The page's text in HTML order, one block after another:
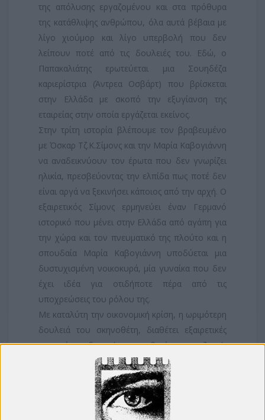
της απόλυσης εργαζομένου και στα πρόθυρα
της κατάθλιψης ανθρώπου, όλα αυτά βέβαια με
λίγο χιούμορ και λίγο υπερβολή που δεν
λείπουν ποτέ από τις δουλειές του. Εδώ, ο
Παπακαλιάτης ερωτεύεται μια Σουηδέζα
καριερίστρια (Άντρεα Οσβάρτ) που βρίσκεται
στην Ελλάδα με σκοπό την εξυγίανση της
εταιρείας στην οποία εργάζεται εκείνος.
Στην τρίτη ιστορία βλέπουμε τον βραβευμένο
με Όσκαρ Τζ.Κ.Σίμονς και την Μαρία Καβογιάννη
να αναδεικνύουν τον έρωτα που δεν γνωρίζει
ηλικία, πρεσβεύοντας την ελπίδα πως ποτέ δεν
είναι αργά να ξεκινήσει κάποιος από την αρχή. Ο
εξαιρετικός Σίμονς ερμηνεύει έναν Γερμανό
ιστορικό που μένει στην Ελλάδα από αγάπη για
την χώρα και τον πνευματικό της πλούτο και η
σπουδαία Μαρία Καβογιάννη υποδύεται μια
δυστυχισμένη νοικοκυρά, μία γυναίκα που δεν
έχει ιδέα για οτιδήποτε πέρα από τις
υποχρεώσεις του ρόλου της.
Με καταλύτη την οικονομική κρίση, η ωριμότερη
δουλειά του σκηνοθέτη, διαθέτει εξαιρετικές
ερμηνείες, δυνατή σκηνοθεσία και ζεστή,
ανθρώπινη ματιά.
Δείτε το τρέιλερ εδώ: